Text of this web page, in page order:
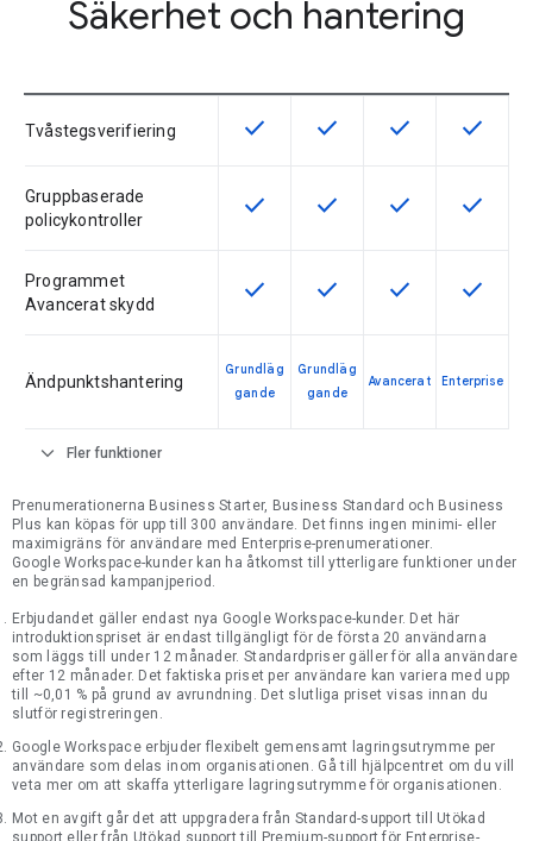
Säkerhet och hantering
Tvåstegsverifiering Den här funktionen är tillgänglig för
check Den här funktionen är
check Den här
check Den här
check
Gruppbaserade
policykontroller
Den här funktionen är tillgänglig för
check Den här funktionen är
check Den här
check Den här
check
Programmet
Avancerat skydd
Den här funktionen är tillgänglig för
check Den här funktionen är
check Den här
check Den här
check
Ändpunktshantering
Grundläg
gande
Grundläg
gande
Avancerat Enterprise
expand_more Fler funktioner
Prenumerationerna Business Starter, Business Standard och Business
Plus kan köpas för upp till 300 användare. Det finns ingen minimi- eller
maximigräns för användare med Enterprise-prenumerationer.
Google Workspace-kunder kan ha åtkomst till ytterligare funktioner under
en begränsad kampanjperiod.
Erbjudandet gäller endast nya Google Workspace-kunder. Det här
introduktionspriset är endast tillgängligt för de första 20 användarna
som läggs till under 12 månader. Standardpriser gäller för alla användare
efter 12 månader. Det faktiska priset per användare kan variera med upp
till ~0,01 % på grund av avrundning. Det slutliga priset visas innan du
slutför registreringen.
Google Workspace erbjuder flexibelt gemensamt lagringsutrymme per
användare som delas inom organisationen. Gå till hjälpcentret om du vill
veta mer om att skaffa ytterligare lagringsutrymme för organisationen.
Mot en avgift går det att uppgradera från Standard-support till Utökad